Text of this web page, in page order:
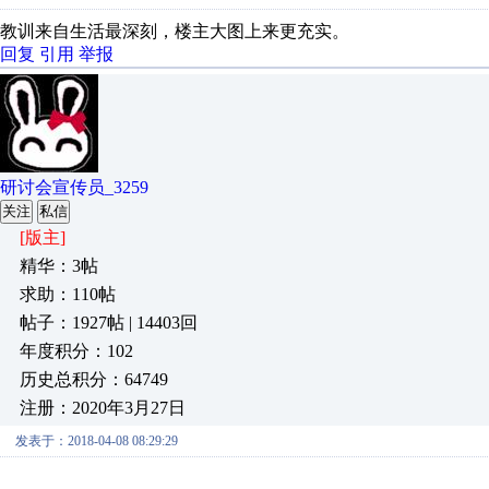
教训来自生活最深刻，楼主大图上来更充实。
回复 引用 举报
研讨会宣传员_3259
关注 私信
[版主]
精华：3帖
求助：110帖
帖子：1927帖 | 14403回
年度积分：102
历史总积分：64749
注册：2020年3月27日
发表于：2018-04-08 08:29:29